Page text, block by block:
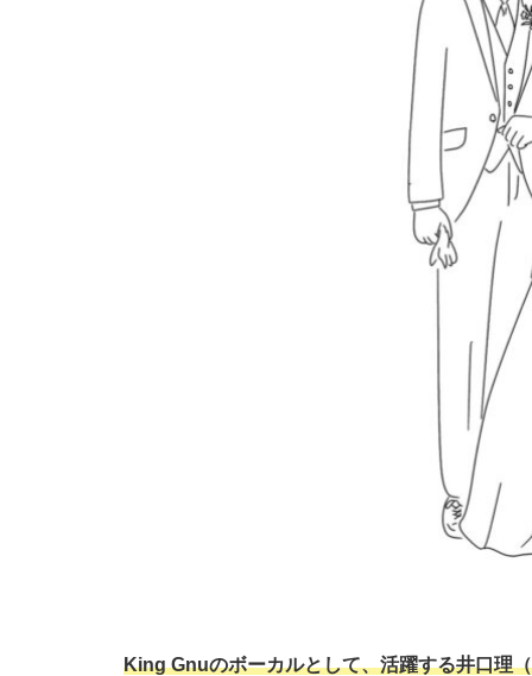
King Gnuのボーカルとして、活躍する井口理